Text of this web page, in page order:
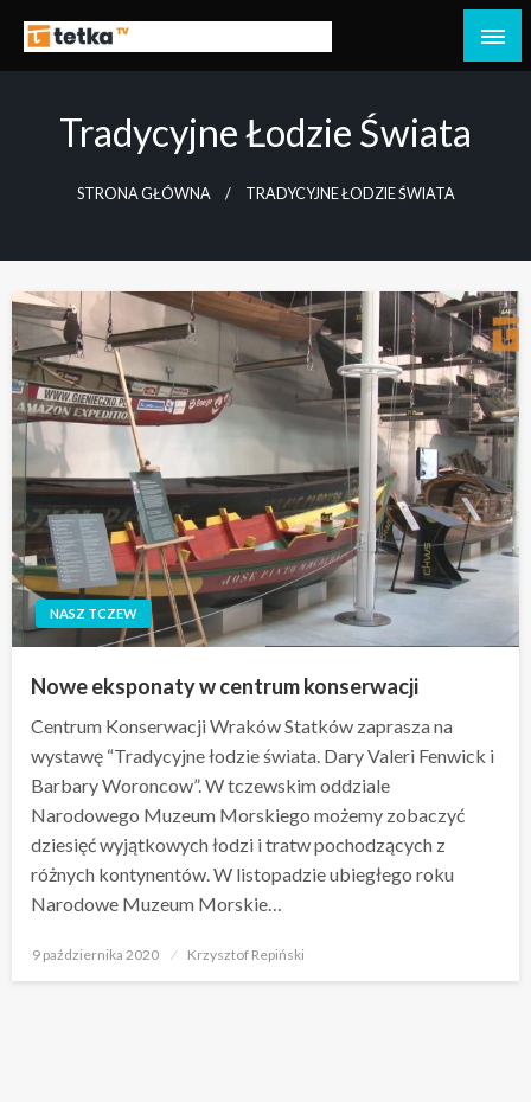
treściTv Tetka Tczew
Tetka Tczew – Twoja lokalna telewizja!
Tradycyjne Łodzie Świata
STRONA GŁÓWNA TRADYCYJNE ŁODZIE ŚWIATA
NASZ TCZEW
Nowe eksponaty w centrum konserwacji
Centrum Konserwacji Wraków Statków zaprasza na
wystawę “Tradycyjne łodzie świata. Dary Valeri Fenwick i
Barbary Woroncow”. W tczewskim oddziale
Narodowego Muzeum Morskiego możemy zobaczyć
dziesięć wyjątkowych łodzi i tratw pochodzących z
różnych kontynentów. W listopadzie ubiegłego roku
Narodowe Muzeum Morskie…
Opublikowane
9 października 2020 Krzysztof Repiński